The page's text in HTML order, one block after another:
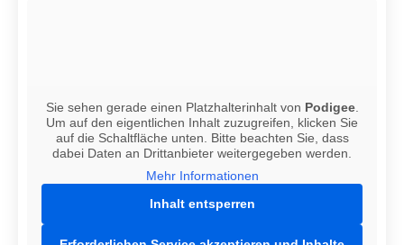
Sie sehen gerade einen Platzhalterinhalt von Podigee.
Um auf den eigentlichen Inhalt zuzugreifen, klicken Sie
auf die Schaltfläche unten. Bitte beachten Sie, dass
dabei Daten an Drittanbieter weitergegeben werden.
Mehr Informationen
Inhalt entsperren